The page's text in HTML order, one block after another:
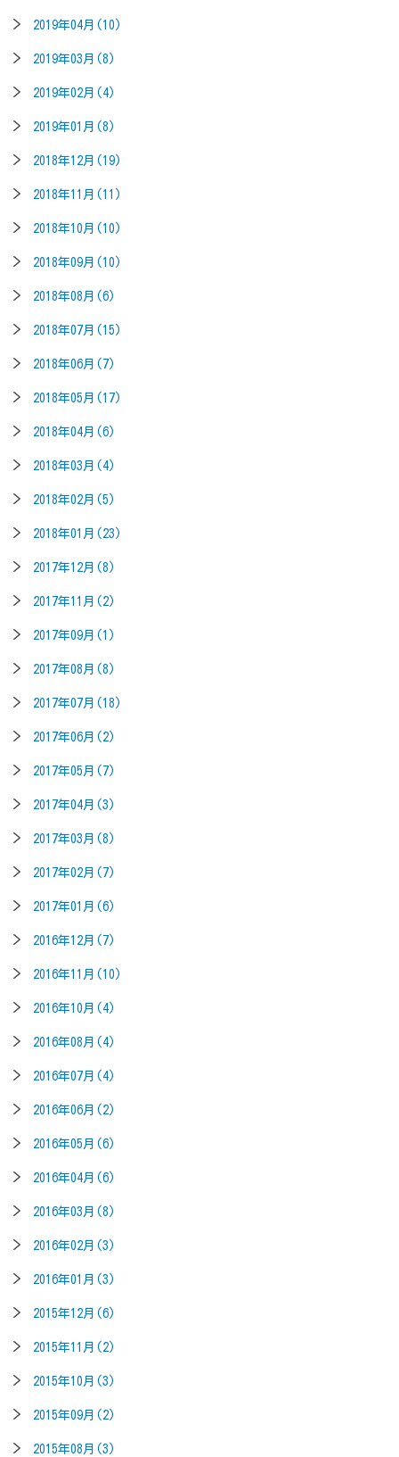
2019年04月(10)
2019年03月(8)
2019年02月(4)
2019年01月(8)
2018年12月(19)
2018年11月(11)
2018年10月(10)
2018年09月(10)
2018年08月(6)
2018年07月(15)
2018年06月(7)
2018年05月(17)
2018年04月(6)
2018年03月(4)
2018年02月(5)
2018年01月(23)
2017年12月(8)
2017年11月(2)
2017年09月(1)
2017年08月(8)
2017年07月(18)
2017年06月(2)
2017年05月(7)
2017年04月(3)
2017年03月(8)
2017年02月(7)
2017年01月(6)
2016年12月(7)
2016年11月(10)
2016年10月(4)
2016年08月(4)
2016年07月(4)
2016年06月(2)
2016年05月(6)
2016年04月(6)
2016年03月(8)
2016年02月(3)
2016年01月(3)
2015年12月(6)
2015年11月(2)
2015年10月(3)
2015年09月(2)
2015年08月(3)